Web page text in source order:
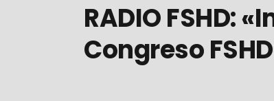
RADIO FSHD:
Congreso